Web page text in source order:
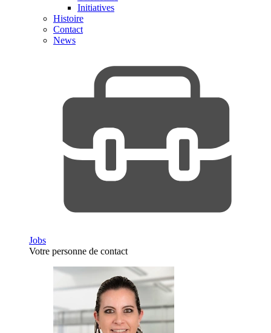
Initiatives
Histoire
Contact
News
Jobs
Votre personne de contact